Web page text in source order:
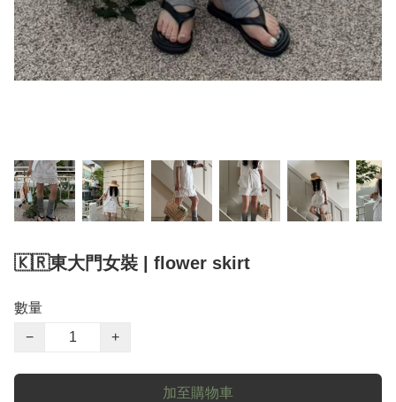
🇰🇷東大門女裝 | flower skirt
數量
−
+
加至購物車